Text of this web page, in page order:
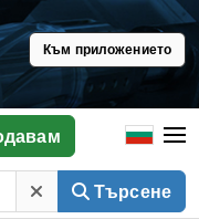
Към приложението
Търсене